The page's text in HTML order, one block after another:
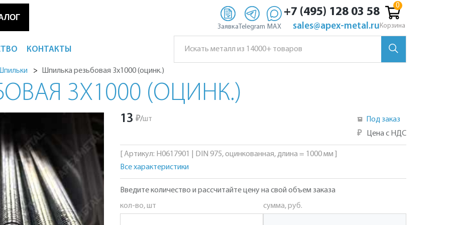
Заявка Telegram MAX
+7 (495) 128 03 58
sales@apex-metal.ru Корзина
КОНТАКТЫ
Шпилька резьбовая 3х1000 (оцинк.)
3Х1000 (ОЦИНК.)
13 ₽/шт
Под заказ
₽
Цена с НДС
[ Артикул: Н0617901 | DIN 975, оцинкованная, длина = 1000 мм ]
Все характеристики
Введите количество и рассчитайте цену на свой объем заказа
кол-во, шт
сумма, руб.